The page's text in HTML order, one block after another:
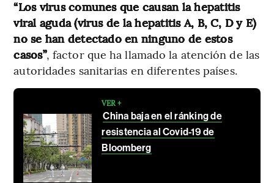
“Los virus comunes que causan la hepatitis
viral aguda (virus de la hepatitis A, B, C, D y E)
no se han detectado en ninguno de estos
casos”, factor que ha llamado la atención de las
autoridades sanitarias en diferentes países.
VER +
China baja en el ránking de
resistencia al Covid-19 de
Bloomberg